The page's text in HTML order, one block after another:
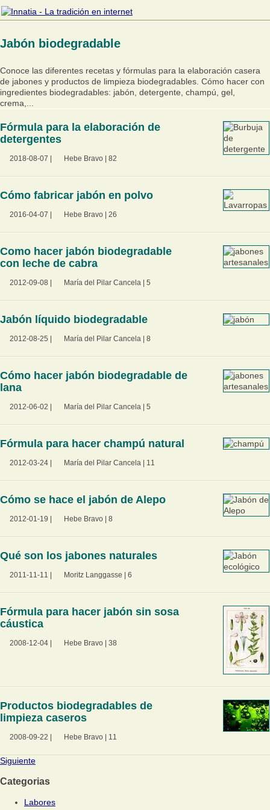
Jabón biodegradable
Conoce las diferentes recetas y fórmulas para la elaboración casera
de jabones y productos de limpieza biodegradables. Cómo hacer con
ingredientes biodegradables: jabón, detergente, champú, gel,
crema,...
Fórmula para la elaboración de
detergentes
2018-08-07 Hebe Bravo 82
Cómo fabricar jabón en polvo
2016-04-07 Hebe Bravo 26
Como hacer jabón biodegradable
con leche de cabra
2012-09-08 María del Pilar Cancela 5
Jabón líquido biodegradable
2012-08-25 María del Pilar Cancela 8
Cómo hacer jabón biodegradable de
lana
2012-06-02 María del Pilar Cancela 5
Fórmula para hacer champú natural
2012-03-24 María del Pilar Cancela 11
Cómo se hace el jabón de Alepo
2012-01-19 Hebe Bravo 8
Qué son los jabones naturales
2011-11-11 Moritz Langgasse 6
Fórmula para hacer jabón sin sosa
cáustica
2008-12-04 Hebe Bravo 38
Productos biodegradables de
limpieza caseros
2008-09-22 Hebe Bravo 11
Siguiente
Categorias
Labores